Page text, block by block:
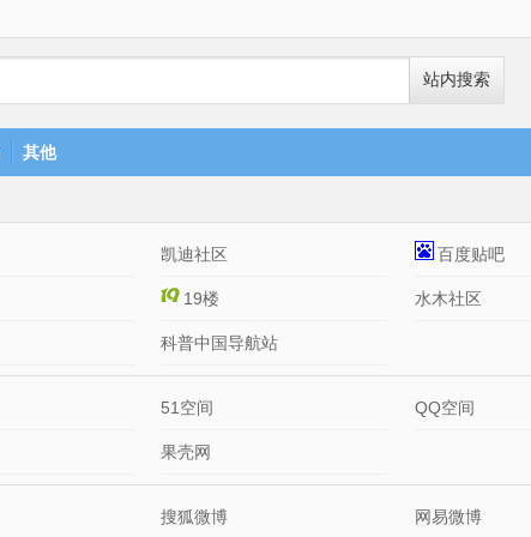
站内搜索
其他
凯迪社区 百度贴吧
19楼 水木社区
科普中国导航站
51空间 QQ空间
果壳网
搜狐微博 网易微博